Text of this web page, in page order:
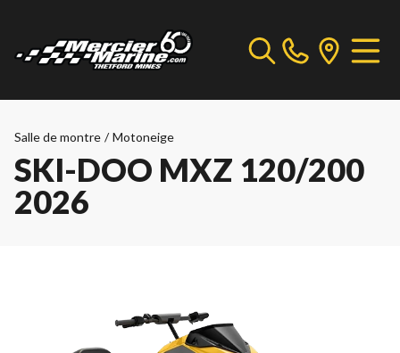
Salle de montre / Motoneige
SKI-DOO MXZ 120/200
2026